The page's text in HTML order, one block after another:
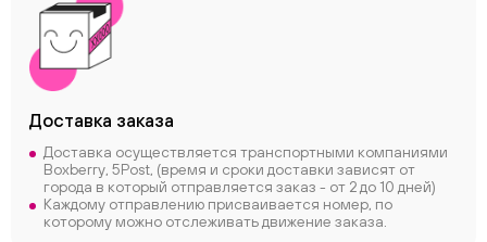
Доставка заказа
Доставка осуществляется транспортными компаниями
Boxberry, 5Post, (время и сроки доставки зависят от
города в который отправляется заказ - от 2 до 10 дней)
Каждому отправлению присваивается номер, по
которому можно отслеживать движение заказа.